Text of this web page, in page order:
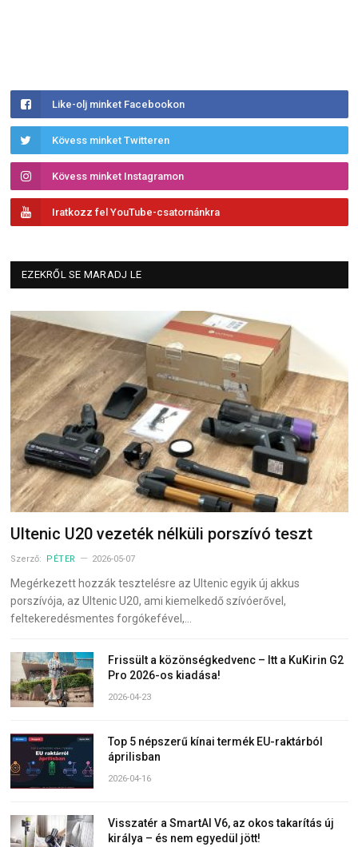
Like-olj minket Facebookon
Kövess minket Twitteren
Kövess minket Instagramon
Iratkozz fel YouTube-csatornánkra
EZEKRŐL SE MARADJ LE
Ultenic U20 vezeték nélküli porszívó teszt
Szerző: PÉTER 2026-05-07
Megérkezett hozzák tesztelésre az Ultenic egyik új akkus
porszívója, az Ultenic U20, ami kiemelkedő szívóerővel,
feltekeredésmentes forgókefével,…
Frissült a közönségkedvenc – Itt a KuKirin G2
Pro 2026-os kiadása!
2026-04-23
Top 5 népszerű kínai termék EU-raktárból
áprilisban
2026-04-16
Visszatér a SmartAI V6, az okos takarítás új
királya – és nem egyedül jött!